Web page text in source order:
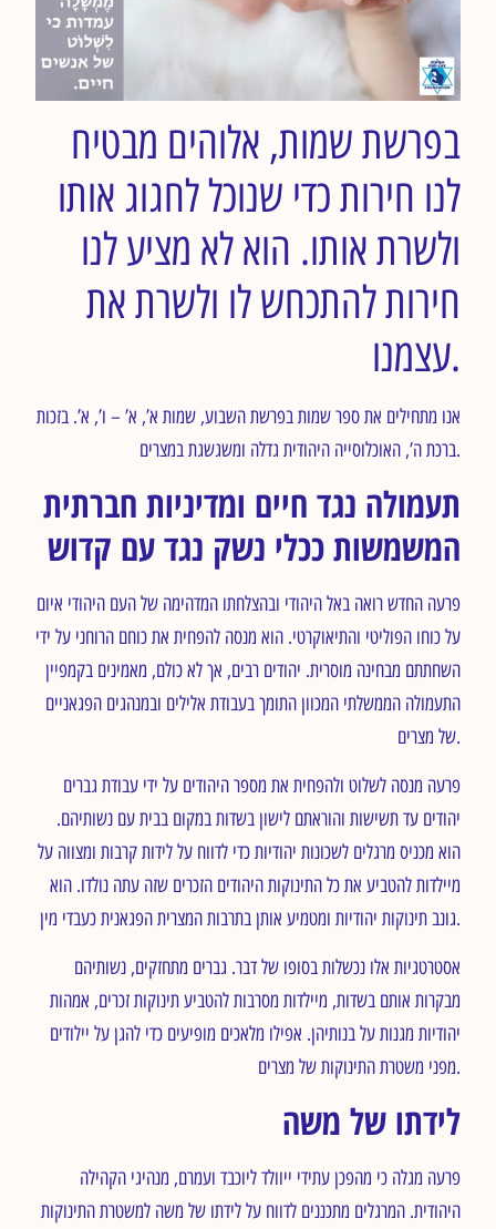
בפרשת שמות, אלוהים מבטיח
לנו חירות כדי שנוכל לחגוג אותו
ולשרת אותו. הוא לא מציע לנו
חירות להתכחש לו ולשרת את
עצמנו.
אנו מתחילים את ספר שמות בפרשת השבוע, שמות א’, א’ – ו’, א’. בזכות
ברכת ה’, האוכלוסייה היהודית גדלה ומשגשגת במצרים.
תעמולה נגד חיים ומדיניות חברתית
המשמשות ככלי נשק נגד עם קדוש
פרעה החדש רואה באל היהודי ובהצלחתו המדהימה של העם היהודי איום
על כוחו הפוליטי והתיאוקרטי. הוא מנסה להפחית את כוחם הרוחני על ידי
השחתתם מבחינה מוסרית. יהודים רבים, אך לא כולם, מאמינים בקמפיין
התעמולה הממשלתי המכוון התומך בעבודת אלילים ובמנהגים הפגאניים
של מצרים.
פרעה מנסה לשלוט ולהפחית את מספר היהודים על ידי עבודת גברים
יהודים עד תשישות והוראתם לישון בשדות במקום בבית עם נשותיהם.
הוא מכניס מרגלים לשכונות יהודיות כדי לדווח על לידות קרבות ומצווה על
מיילדות להטביע את כל התינוקות היהודים הזכרים שזה עתה נולדו. הוא
גונב תינוקות יהודיות ומטמיע אותן בתרבות המצרית הפגאנית כעבדי מין.
אסטרטגיות אלו נכשלות בסופו של דבר. גברים מתחזקים, נשותיהם
מבקרות אותם בשדות, מיילדות מסרבות להטביע תינוקות זכרים, אמהות
יהודיות מגנות על בנותיהן. אפילו מלאכים מופיעים כדי להגן על יילודים
מפני משטרת התינוקות של מצרים.
לידתו של משה
פרעה מגלה כי מהפכן עתידי ייוולד ליוכבד ועמרם, מנהיגי הקהילה
היהודית. המרגלים מתכננים לדווח על לידתו של משה למשטרת התינוקות